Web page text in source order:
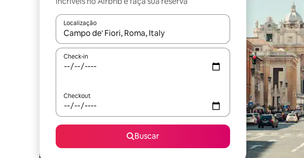
Localização
Quando os resultados estiverem disponíveis, explore-os usando as seta
Check-in
Checkout
Buscar